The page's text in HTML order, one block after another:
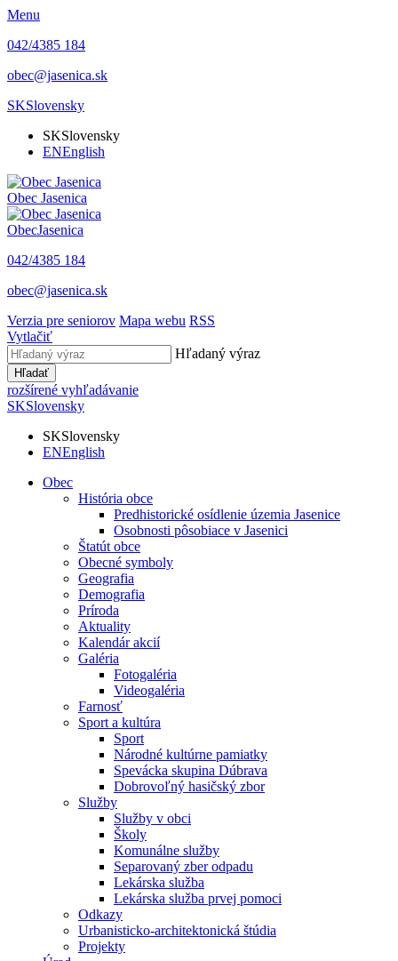
Menu
042/4385 184
obec@jasenica.sk
SKSlovensky
SKSlovensky
ENEnglish
Obec Jasenica
ObecJasenica
042/4385 184
obec@jasenica.sk
Verzia pre seniorov Mapa webu RSS
Vytlačiť
Hľadaný výraz
Hľadať
rozšírené vyhľadávanie
SKSlovensky
SKSlovensky
ENEnglish
Obec
História obce
Predhistorické osídlenie územia Jasenice
Osobnosti pôsobiace v Jasenici
Štatút obce
Obecné symboly
Geografia
Demografia
Príroda
Aktuality
Kalendár akcií
Galéria
Fotogaléria
Videogaléria
Farnosť
Sport a kultúra
Sport
Národné kultúrne pamiatky
Spevácka skupina Dúbrava
Dobrovoľný hasičský zbor
Služby
Služby v obci
Školy
Komunálne služby
Separovaný zber odpadu
Lekárska služba
Lekárska služba prvej pomoci
Odkazy
Urbanisticko-architektonická štúdia
Projekty